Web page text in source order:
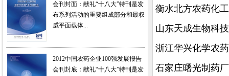
会刊封面：献礼“十八大”特刊是发
布系列活动的重要组成部分和最权
威平面载体...
2012中国农药企业100强发展报告
会刊封底：献礼“十八大”特刊是发
衡水北方农药化
山东天成生物科
浙江华兴化学农
石家庄曙光制药厂